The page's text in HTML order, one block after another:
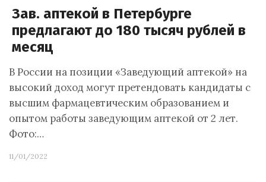
Зав. аптекой в Петербурге
предлагают до 180 тысяч рублей в
месяц
В России на позиции «Заведующий аптекой» на
высокий доход могут претендовать кандидаты с
высшим фармацевтическим образованием и
опытом работы заведующим аптекой от 2 лет.
Фото:…
11/01/2022